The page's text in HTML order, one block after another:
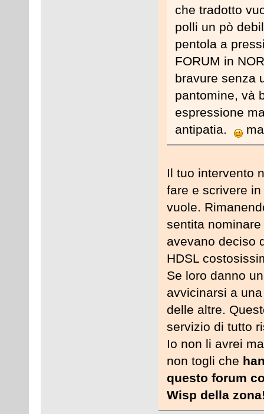
che tradotto
polli un pò
pentola a
FORUM in
bravure senza
pantomine, và
espressione
antipatia.
Il tuo intervento
fare e scrivere
vuole.
sentita
avevano deciso
HDSL
Se loro danno
avvicinarsi a
delle altre.
servizio di tutto
Io non li avrei
non togli che
questo forum
Wisp della